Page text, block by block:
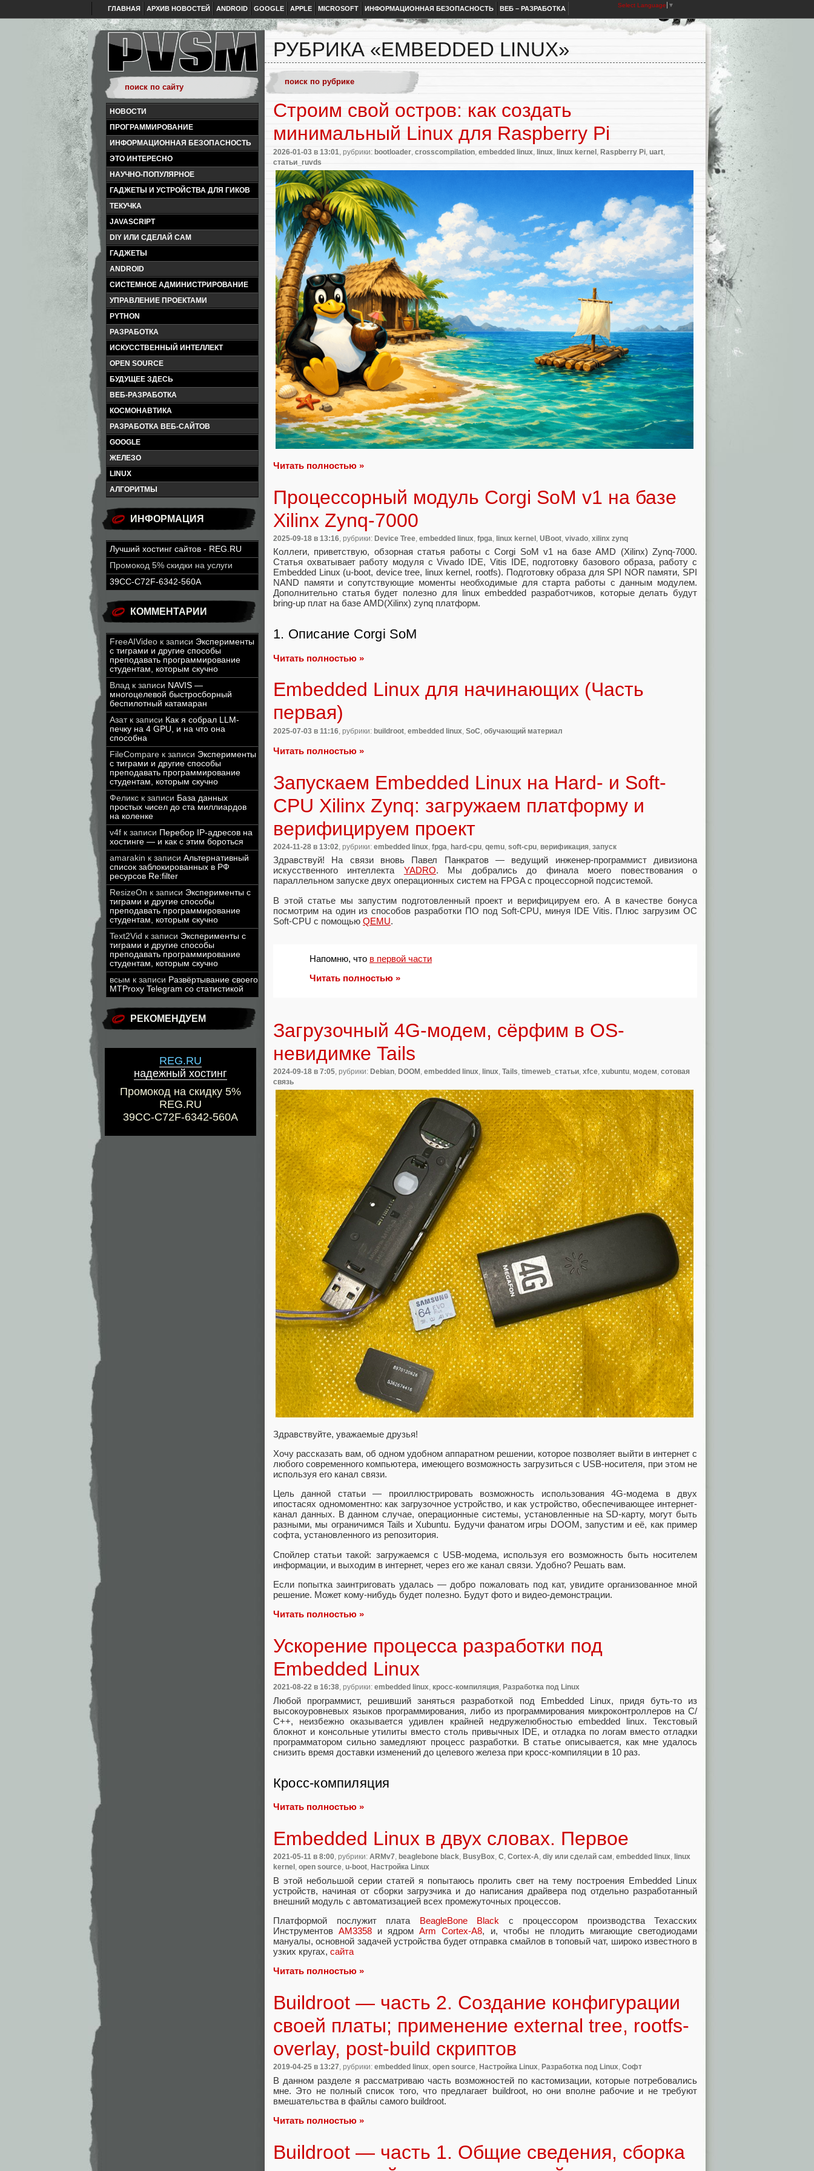
ГЛАВНАЯ АРХИВ НОВОСТЕЙ ANDROID GOOGLE APPLE MICROSOFT ИНФОРМАЦИОННАЯ БЕЗОПАСНОСТЬ ВЕБ – РАЗРАБОТКА Select Language ▼
НОВОСТИ
ПРОГРАММИРОВАНИЕ
ИНФОРМАЦИОННАЯ БЕЗОПАСНОСТЬ
ЭТО ИНТЕРЕСНО
НАУЧНО-ПОПУЛЯРНОЕ
ГАДЖЕТЫ И УСТРОЙСТВА ДЛЯ ГИКОВ
ТЕКУЧКА
JAVASCRIPT
DIY ИЛИ СДЕЛАЙ САМ
ГАДЖЕТЫ
ANDROID
СИСТЕМНОЕ АДМИНИСТРИРОВАНИЕ
УПРАВЛЕНИЕ ПРОЕКТАМИ
PYTHON
РАЗРАБОТКА
ИСКУССТВЕННЫЙ ИНТЕЛЛЕКТ
OPEN SOURCE
БУДУЩЕЕ ЗДЕСЬ
ВЕБ-РАЗРАБОТКА
КОСМОНАВТИКА
РАЗРАБОТКА ВЕБ-САЙТОВ
GOOGLE
ЖЕЛЕЗО
LINUX
АЛГОРИТМЫ
ИНФОРМАЦИЯ
Лучший хостинг сайтов - REG.RU
Промокод 5% скидки на услуги
39CC-C72F-6342-560A
КОММЕНТАРИИ
FreeAIVideo к записи Эксперименты
с тиграми и другие способы
преподавать программирование
студентам, которым скучно
Влад к записи NAVIS —
многоцелевой быстросборный
беспилотный катамаран
Азатк записи Как я собрал LLM-
печку на 4 GPU, и на что она
способна
FileCompare к записи Эксперименты
с тиграми и другие способы
преподавать программирование
студентам, которым скучно
Феликс к записи База данных
простых чисел до ста миллиардов
на коленке
v4f к записи Перебор IP-адресов на
хостинге — и как с этим бороться
amarakin к записи Альтернативный
список заблокированных в РФ
ресурсов Re:filter
ResizeOn к записи Эксперименты с
тиграми и другие способы
преподавать программирование
студентам, которым скучно
Text2Vid к записи Эксперименты с
тиграми и другие способы
преподавать программирование
студентам, которым скучно
всым к записи Развёртывание своего
MTProxy Telegram со статистикой
РЕКОМЕНДУЕМ
REG.RU
надежный хостинг
Промокод на скидку 5%
REG.RU
39CC-C72F-6342-560A
РУБРИКА «EMBEDDED LINUX»
Строим свой остров: как создать
минимальный Linux для Raspberry Pi
2026-01-03 в 13:01 , рубрики: bootloader crosscompilation embedded linux linux linux kernel Raspberry Pi uart
статьи_ruvds
Читать полностью »
Процессорный модуль Corgi SoM v1 на базе
Xilinx Zynq-7000
2025-09-18 в 13:16 , рубрики: Device Tree embedded linux fpga linux kernel UBoot vivado xilinx zynq
Коллеги, приветствую, обзорная статья работы с Corgi SoM v1 на базе AMD (Xilinx) Zynq-7000.
Статья охватывает работу модуля с Vivado IDE, Vitis IDE, подготовку базового образа, работу с
Embedded Linux (u-boot, device tree, linux kernel, rootfs). Подготовку образа для SPI NOR памяти, SPI
NAND памяти и сопутствующие моменты необходимые для старта работы с данным модулем.
Дополнительно статья будет полезно для linux embedded разработчиков, которые делать будут
bring-up плат на базе AMD(Xilinx) zynq платформ.
1. Описание Corgi SoM
Читать полностью »
Embedded Linux для начинающих (Часть
первая)
2025-07-03 в 11:16 , рубрики: buildroot embedded linux SoC обучающий материал
Читать полностью »
Запускаем Embedded Linux на Hard- и Soft-
CPU Xilinx Zynq: загружаем платформу и
верифицируем проект
2024-11-28 в 13:02, рубрики: embedded linux, fpga, hard-cpu, qemu, soft-cpu, верификация, запуск
Здравствуй! На связи вновь Павел Панкратов — ведущий инженер-программист дивизиона
искусственного интеллекта YADRO. Мы добрались до финала моего повествования о
параллельном запуске двух операционных систем на FPGA с процессорной подсистемой.
В этой статье мы запустим подготовленный проект и верифицируем его. А в качестве бонуса
посмотрим на один из способов разработки ПО под Soft-CPU, минуя IDE Vitis. Плюс загрузим ОС
Soft-CPU с помощью QEMU.
Напомню, что в первой части
Читать полностью »
Загрузочный 4G-модем, сёрфим в OS-
невидимке Tails
2024-09-18 в 7:05 , рубрики: Debian DOOM embedded linux linux Tails timeweb_статьи xfce xubuntu модем сотовая
связь
Здравствуйте, уважаемые друзья!
Хочу рассказать вам, об одном удобном аппаратном решении, которое позволяет выйти в интернет с
любого современного компьютера, имеющего возможность загрузиться с USB-носителя, при этом не
используя его канал связи.
Цель данной статьи — проиллюстрировать возможность использования 4G-модема в двух
ипостасях одномоментно: как загрузочное устройство, и как устройство, обеспечивающее интернет-
канал данных. В данном случае, операционные системы, установленные на SD-карту, могут быть
разными, мы ограничимся Tails и Xubuntu. Будучи фанатом игры DOOM, запустим и её, как пример
софта, установленного из репозитория.
Спойлер статьи такой: загружаемся с USB-модема, используя его возможность быть носителем
информации, и выходим в интернет, через его же канал связи. Удобно? Решать вам.
Если попытка заинтриговать удалась — добро пожаловать под кат, увидите организованное мной
решение. Может кому-нибудь будет полезно. Будут фото и видео-демонстрации.
Читать полностью »
Ускорение процесса разработки под
Embedded Linux
2021-08-22 в 16:38, рубрики: embedded linux, кросс-компиляция, Разработка под Linux
Любой программист, решивший заняться разработкой под Embedded Linux, придя буть-то из
высокоуровневых языков программирования, либо из программирования микроконтроллеров на С/
С++, неизбежно оказывается удивлен крайней недружелюбностью embedded linux. Текстовый
блокнот и консольные утилиты вместо столь привычных IDE, и отладка по логам вместо отладки
программатором сильно замедляют процесс разработки. В статье описывается, как мне удалось
снизить время доставки изменений до целевого железа при кросс-компиляции в 10 раз.
Кросс-компиляция
Читать полностью »
Embedded Linux в двух словах. Первое
2021-05-11 в 8:00, рубрики: ARMv7, beaglebone black, BusyBox, C, Cortex-A, diy или сделай сам, embedded linux, linux
kernel , open source, u-boot, Настройка Linux
В этой небольшой серии статей я попытаюсь пролить свет на тему построения Embedded Linux
устройств, начиная от сборки загрузчика и до написания драйвера под отдельно разработанный
внешний модуль с автоматизацией всех промежуточных процессов.
Платформой послужит плата BeagleBone Black с процессором производства Техасских
ИнструментовAM3358 и ядромArm Cortex-A8, и, чтобы не плодить мигающие светодиодами
мануалы, основной задачей устройства будет отправка смайлов в топовый чат, широко известного в
узких кругах, сайта
Читать полностью »
Buildroot — часть 2. Создание конфигурации
своей платы; применение external tree, rootfs-
overlay, post-build скриптов
2019-04-25 в 13:27, рубрики: embedded linux, open source, Настройка Linux, Разработка под Linux, Софт
В данном разделе я рассматриваю часть возможностей по кастомизации, которые потребовались
мне. Это не полный список того, что предлагает buildroot, но они вполне рабочие и не требуют
вмешательства в файлы самого buildroot.
Читать полностью »
Buildroot — часть 1. Общие сведения, сборка